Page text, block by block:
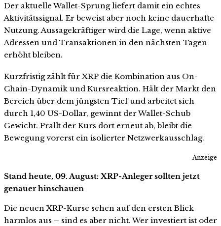
Der aktuelle Wallet-Sprung liefert damit ein echtes
Aktivitätssignal. Er beweist aber noch keine dauerhafte
Nutzung. Aussagekräftiger wird die Lage, wenn aktive
Adressen und Transaktionen in den nächsten Tagen
erhöht bleiben.
Kurzfristig zählt für XRP die Kombination aus On-
Chain-Dynamik und Kursreaktion. Hält der Markt den
Bereich über dem jüngsten Tief und arbeitet sich
durch 1,40 US-Dollar, gewinnt der Wallet-Schub
Gewicht. Prallt der Kurs dort erneut ab, bleibt die
Bewegung vorerst ein isolierter Netzwerkausschlag.
Anzeige
Stand heute, 09. August: XRP-Anleger sollten jetzt
genauer hinschauen
Die neuen XRP-Kurse sehen auf den ersten Blick
harmlos aus – sind es aber nicht. Wer investiert ist oder